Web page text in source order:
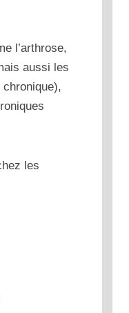
l’arthrose,
aussi les
les